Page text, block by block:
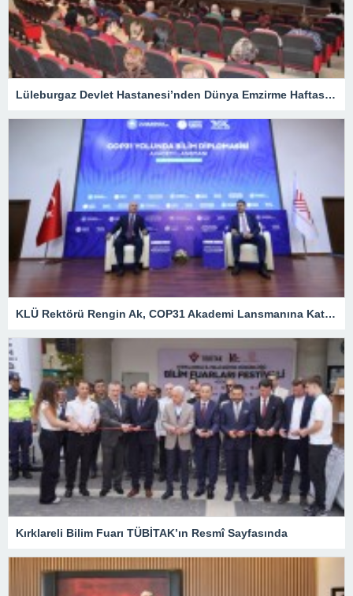
Lüleburgaz Devlet Hastanesi’nden Dünya Emzirme Haftası Katılımı
KLÜ Rektörü Rengin Ak, COP31 Akademi Lansmanına Katıldı
Kırklareli Bilim Fuarı TÜBİTAK’ın Resmî Sayfasında